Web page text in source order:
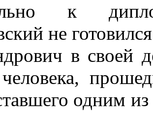
к
не
в своей
одним